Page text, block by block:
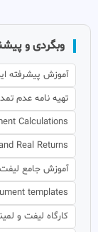
وبگردی و
آموزش پیشرفته
تهیه نامه عدم
Calculations
Real Returns
آموزش جامع
templates
کارگاه لیفت و